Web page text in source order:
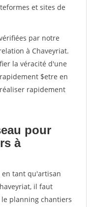
et sites de
par notre
à Chaveyriat.
la véracité d'une
$etre en
rapidement
pour
à
tant qu'artisan
il faut
planning chantiers